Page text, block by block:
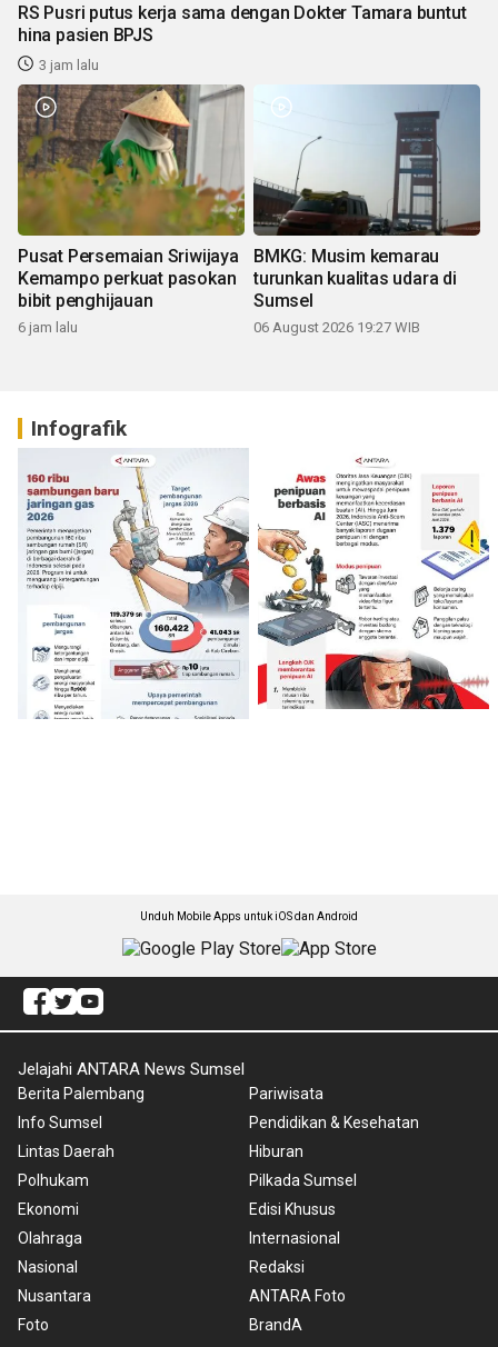
RS Pusri putus kerja sama dengan Dokter Tamara buntut
hina pasien BPJS
3 jam lalu
Pusat Persemaian Sriwijaya
Kemampo perkuat pasokan
bibit penghijauan
6 jam lalu
BMKG: Musim kemarau
turunkan kualitas udara di
Sumsel
06 August 2026 19:27 WIB
Infografik
Unduh Mobile Apps untuk iOS dan Android
Jelajahi ANTARA News Sumsel
Berita Palembang
Info Sumsel
Lintas Daerah
Polhukam
Ekonomi
Olahraga
Nasional
Nusantara
Foto
Pariwisata
Pendidikan & Kesehatan
Hiburan
Pilkada Sumsel
Edisi Khusus
Internasional
Redaksi
ANTARA Foto
BrandA